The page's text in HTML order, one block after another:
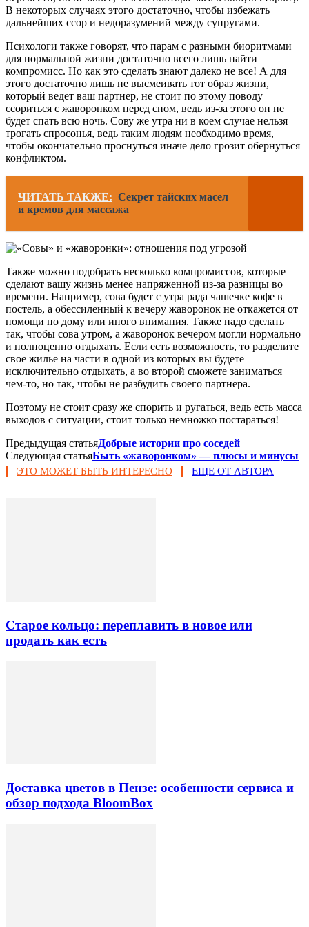
В некоторых случаях этого достаточно, чтобы избежать
дальнейших ссор и недоразумений между супругами.
Психологи также говорят, что парам с разными биоритмами
для нормальной жизни достаточно всего лишь найти
компромисс. Но как это сделать знают далеко не все! А для
этого достаточно лишь не высмеивать тот образ жизни,
который ведет ваш партнер, не стоит по этому поводу
ссориться с жаворонком перед сном, ведь из-за этого он не
будет спать всю ночь. Сову же утра ни в коем случае нельзя
трогать спросонья, ведь таким людям необходимо время,
чтобы окончательно проснуться иначе дело грозит обернуться
конфликтом.
ЧИТАТЬ ТАКЖЕ: Секрет тайских масел
и кремов для массажа
Также можно подобрать несколько компромиссов, которые
сделают вашу жизнь менее напряженной из-за разницы во
времени. Например, сова будет с утра рада чашечке кофе в
постель, а обессиленный к вечеру жаворонок не откажется от
помощи по дому или иного внимания. Также надо сделать
так, чтобы сова утром, а жаворонок вечером могли нормально
и полноценно отдыхать. Если есть возможность, то разделите
свое жилье на части в одной из которых вы будете
исключительно отдыхать, а во второй сможете заниматься
чем-то, но так, чтобы не разбудить своего партнера.
Поэтому не стоит сразу же спорить и ругаться, ведь есть масса
выходов с ситуации, стоит только немножко постараться!
Предыдущая статьяДобрые истории про соседей
Следующая статьяБыть «жаворонком» — плюсы и минусы
ЭТО МОЖЕТ БЫТЬ ИНТЕРЕСНО ЕЩЕ ОТ АВТОРА
Старое кольцо: переплавить в новое или
продать как есть
Доставка цветов в Пензе: особенности сервиса и
обзор подхода BloomBox